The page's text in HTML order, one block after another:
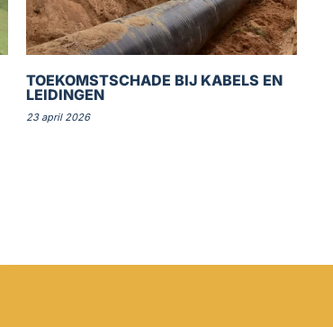
TOEKOMSTSCHADE BIJ KABELS EN
LEIDINGEN
23 april 2026